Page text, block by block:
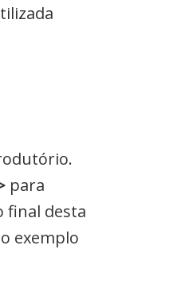
para
final desta
exemplo